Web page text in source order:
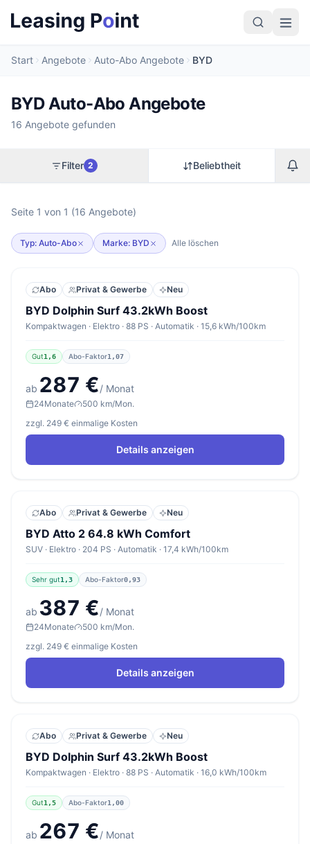
Start Angebote Auto-Abo Angebote BYD
BYD Auto-Abo Angebote
16 Angebote gefunden
Filter 2 Beliebtheit
Seite 1 von 1 (16 Angebote)
Typ: Auto-Abo Marke: BYD Alle löschen
Abo Privat & Gewerbe Neu
BYD Dolphin Surf 43.2kWh Boost
Kompaktwagen · Elektro · 88 PS · Automatik · 15,6 kWh/100km
Gut1,6 Abo-Faktor1,07
ab 287 €/ Monat
24Monate
500 km/Mon.
zzgl. 249 € einmalige Kosten
Details anzeigen
Abo Privat & Gewerbe Neu
BYD Atto 2 64.8 kWh Comfort
SUV · Elektro · 204 PS · Automatik · 17,4 kWh/100km
Sehr gut1,3 Abo-Faktor0,93
ab 387 €/ Monat
24Monate
500 km/Mon.
zzgl. 249 € einmalige Kosten
Details anzeigen
Abo Privat & Gewerbe Neu
BYD Dolphin Surf 43.2kWh Boost
Kompaktwagen · Elektro · 88 PS · Automatik · 16,0 kWh/100km
Gut1,5 Abo-Faktor1,00
ab 267 €/ Monat